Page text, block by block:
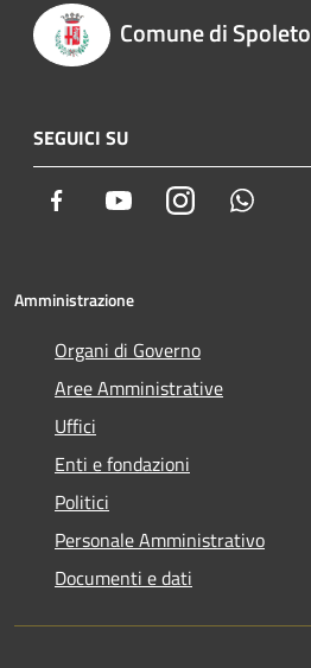
Comune di Spoleto
SEGUICI SU
Facebook YoutubeInstagram
Amministrazione
Organi di Governo
Aree Amministrative
Uffici
Enti e fondazioni
Politici
Personale Amministrativo
Documenti e dati